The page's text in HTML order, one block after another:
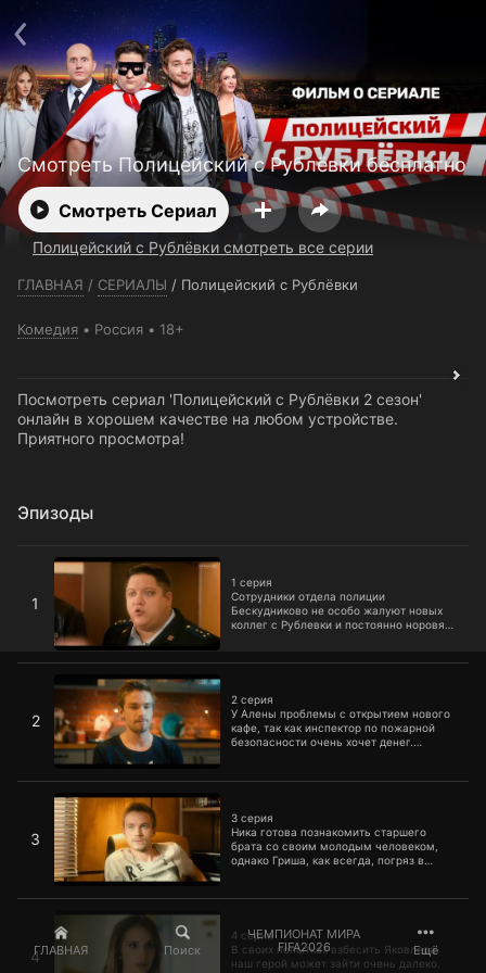
ГЛАВНАЯ Поиск
ЧЕМПИОНАТ МИРА
FIFA2026
Ещё
Смотреть Полицейский с Рублёвки бесплатно
Смотреть Сериал
Полицейский с Рублёвки смотреть все серии
ГЛАВНАЯ / СЕРИАЛЫ / Полицейский с Рублёвки
Комедия Россия 18+
Посмотреть сериал 'Полицейский с Рублёвки 2 сезон'
онлайн в хорошем качестве на любом устройстве.
Приятного просмотра!
Эпизоды
1
1 серия
Сотрудники отдела полиции
Бескудниково не особо жалуют новых
коллег с Рублевки и постоянно норовят
на смертельную битву. Полицейские с
Бескудниково. Алена и Кристина тем
временем решают открыть собственный
бизнес.
1 серия
2
2 серия
У Алены проблемы с открытием нового
кафе, так как инспектор по пожарной
безопасности очень хочет денег.
недоволен префект.
3
3 серия
Ника готова познакомить старшего
брата со своим молодым человеком,
однако Гриша, как всегда, погряз в
4
4 серия
В своих попытках взбесить Яковлева
наш герой может зайти очень далеко.
Телефон поддержки: +7 (727) 323 10 92
Пользовательское соглашение
Политика конфиденциальности
Открыть приложение
Ввести промокод